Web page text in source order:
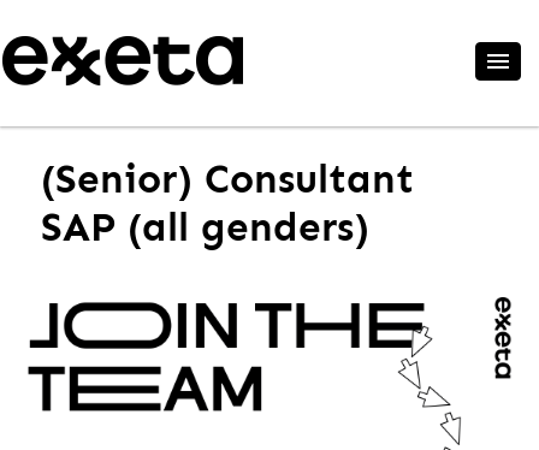
(Senior) Consultant
SAP (all genders)